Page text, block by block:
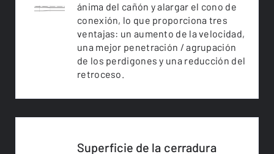
ánima del cañón y alargar el cono de
conexión, lo que proporciona tres
ventajas: un aumento de la velocidad,
una mejor penetración / agrupación
de los perdigones y una reducción del
retroceso.
Superficie de la cerradura